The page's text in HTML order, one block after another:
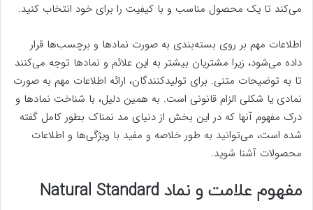
می‌کند تا یک محصول مناسب و با کیفیت را برای خود انتخاب کنید.
اطلاعات مهم بر روی بسته‌بندی به صورت نمادها و برچسب‌ها قرار
داده می‌شود، زیرا مشتریان بیشتر به این علائم و نمادها توجه می‌کنند
تا به توضیحات متنی. برای تولیدکنندگان، ارائه اطلاعات مهم به صورت
نمادی یا شکلی الزام قانونی است. به همین دلیل، با شناخت نمادها و
درک مفهوم آنها که در این بخش از دنیای مد نمناک بطور کامل گفته
شده است، می‌توانید به طور خلاصه و مفید با ویژگی‌ها و اطلاعات
محصولات آشنا شوید.
مفهوم علامت و نماد Natural Standard